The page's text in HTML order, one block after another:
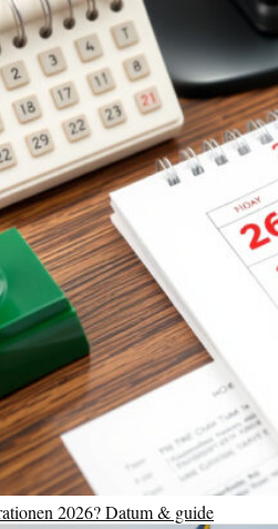
2026? Datum & guide